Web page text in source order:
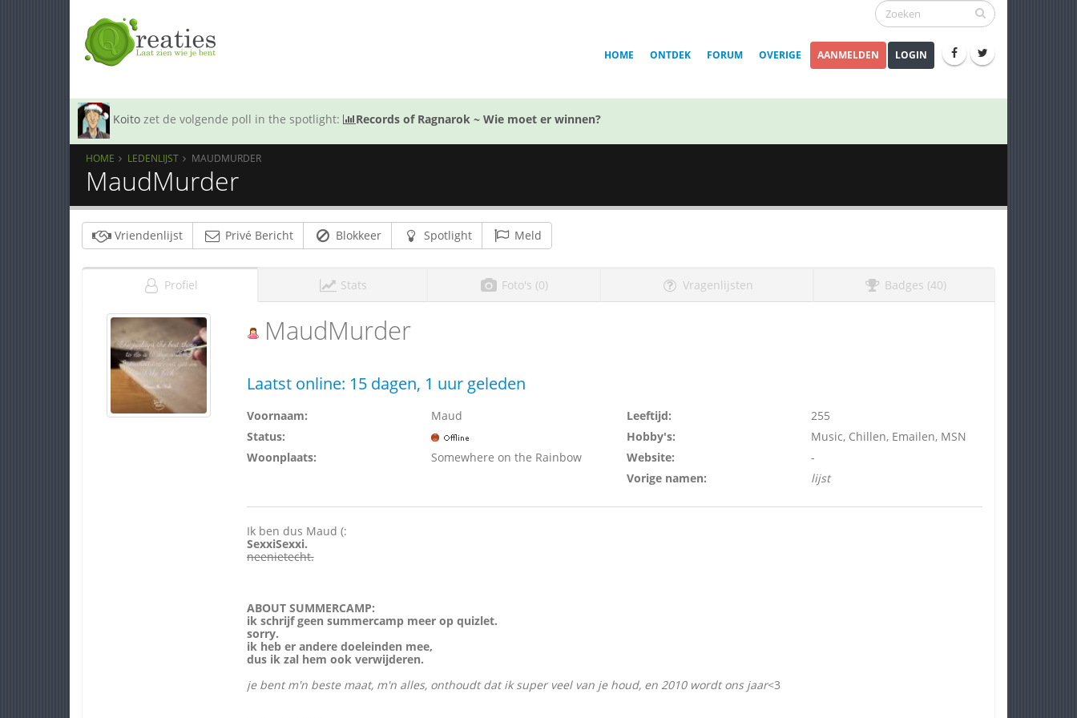
HOME ONTDEK FORUM OVERIGE AANMELDEN LOGIN
Koito zet de volgende poll in the spotlight: Records of Ragnarok ~ Wie moet er winnen?
HOME LEDENLIJST MAUDMURDER
MaudMurder
Vriendenlijst Privé Bericht Blokkeer Spotlight Meld
Profiel Stats Foto's (0) Vragenlijsten Badges (40)
MaudMurder
Laatst online: 15 dagen, 1 uur geleden
Voornaam:
Maud
Status:
Woonplaats:
Somewhere on the Rainbow
Leeftijd:
255
Hobby's:
Music, Chillen, Emailen, MSN
Website:
-
Vorige namen:
lijst
Ik ben dus Maud (:
SexxiSexxi.
neenietecht.
ABOUT SUMMERCAMP:
ik schrijf geen summercamp meer op quizlet.
sorry.
ik heb er andere doeleinden mee,
dus ik zal hem ook verwijderen.
je bent m'n beste maat, m'n alles, onthoudt dat ik super veel van je houd, en 2010 wordt ons jaar<3